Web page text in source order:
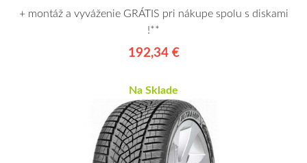
+ montáž a vyváženie GRÁTIS pri nákupe spolu s diskami
!**
192,34 €
Na Sklade